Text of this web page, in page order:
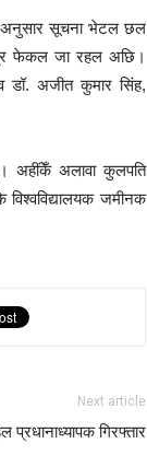
अनुसार सूचना भेटल छल
फेकल जा रहल अछि।
अजीत कुमार सिंह,
अहींकेँ अलावा कुलपति
विश्वविद्यालयक जमीनक
Next article
प्रधानाध्यापक गिरफ्तार